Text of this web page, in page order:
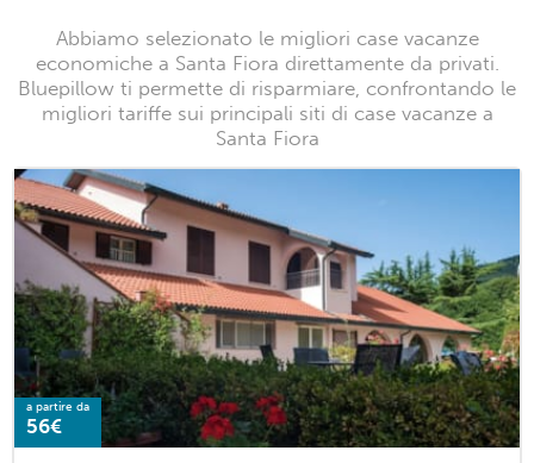
Abbiamo selezionato le migliori case vacanze
economiche a Santa Fiora direttamente da privati.
Bluepillow ti permette di risparmiare, confrontando le
migliori tariffe sui principali siti di case vacanze a
Santa Fiora
a partire da
56€